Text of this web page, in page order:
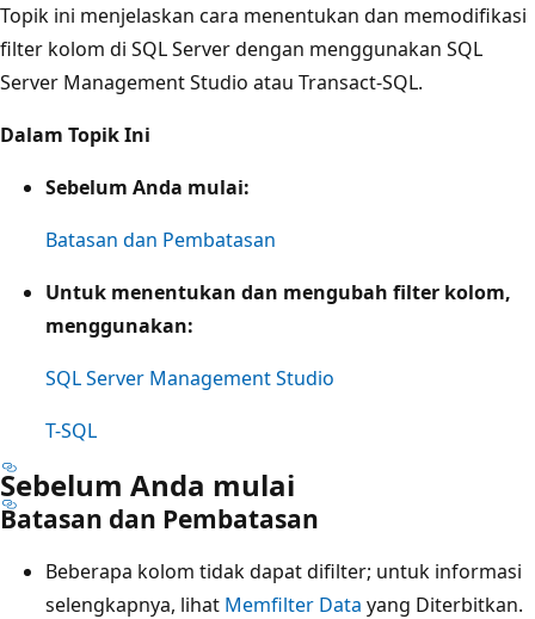
Topik ini menjelaskan cara menentukan dan memodifikasi
filter kolom di SQL Server dengan menggunakan SQL
Server Management Studio atau Transact-SQL.
Dalam Topik Ini
Sebelum Anda mulai:
Batasan dan Pembatasan
Untuk menentukan dan mengubah filter kolom,
menggunakan:
SQL Server Management Studio
T-SQL
Sebelum Anda mulai
Batasan dan Pembatasan
Beberapa kolom tidak dapat difilter; untuk informasi
selengkapnya, lihat Memfilter Data yang Diterbitkan.